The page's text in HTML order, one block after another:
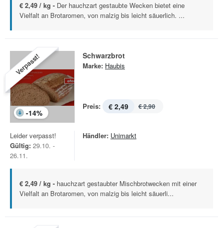
€ 2,49 / kg - Der hauchzart gestaubte Wecken bietet eine
Vielfalt an Brotaromen, von malzig bis leicht säuerlich. ...
Verpasst!
-14%
Schwarzbrot
Marke: Haubis
Preis: € 2,49 € 2,90
Leider verpasst!
Gültig: 29.10. -
26.11.
Händler: Unimarkt
€ 2,49 / kg - hauchzart gestaubter Mischbrotwecken mit einer
Vielfalt an Brotaromen, von malzig bis leicht säuerli...